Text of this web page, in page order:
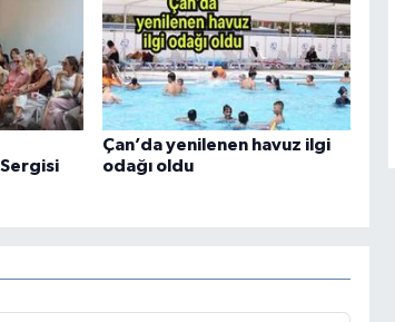
Sergisi
Çan’da yenilenen havuz ilgi
odağı oldu